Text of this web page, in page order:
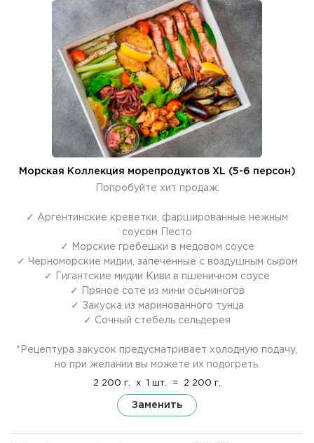
Морская Коллекция морепродуктов XL (5-6 персон)
Попробуйте хит продаж:
✓ Аргентинские креветки, фаршированные нежным
соусом Песто
✓ Морские гребешки в медовом соусе
✓ Черноморские мидии, запеченные с воздушным сыром
✓ Гигантские мидии Киви в пшеничном соусе
✓ Пряное соте из мини осьминогов
✓ Закуска из маринованного тунца
✓ Сочный стебель сельдерея
*Рецептура закусок предусматривает холодную подачу,
но при желании вы можете их подогреть.
2 200 г. x 1 шт. = 2 200 г.
Заменить